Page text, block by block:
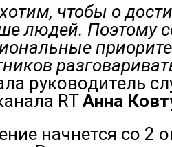
чтобы о
людей. Поэтому
руководитель
RTАнна
начнется со 2